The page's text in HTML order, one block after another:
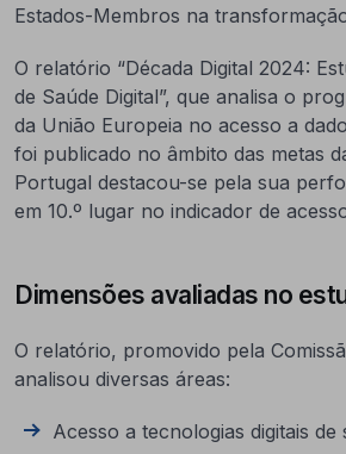
Estados-Membros na
O relatório “Década Digital 2024:
de Saúde Digital”, que analisa o
da União Europeia no acesso a
foi publicado no âmbito das metas
Portugal destacou-se pela sua
em 10.º lugar no indicador de
Dimensões avaliadas no
O relatório, promovido pela
analisou diversas áreas:
Acesso a tecnologias digitais de